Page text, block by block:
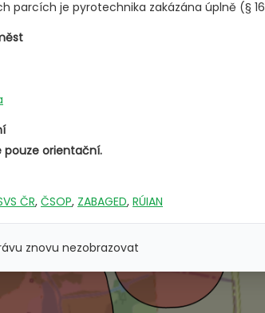
parcích je pyrotechnika zakázána úplně (§ 16
pouze orientační.
ČR, ČSOP, ZABAGED, RÚIAN
znovu nezobrazovat